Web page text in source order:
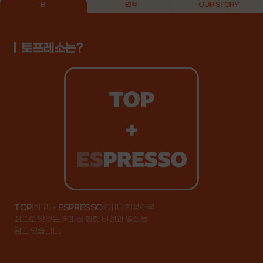
BI 연혁 OUR STORY
토프레소는?
TOP(최고) + ESPRESSO (커피) 합성어로
최고로 맛있는 커피를 향한 비전과 열정을
담고 있습니다.
(주)에스앤큐플러스 법인 설립